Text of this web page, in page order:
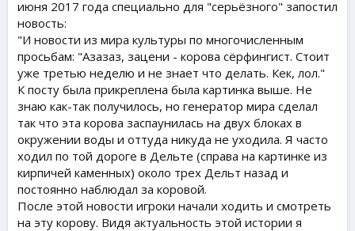
июня 2017 года специально для "серьёзного" запостил
новость:
"И новости из мира культуры по многочисленным
просьбам: "Азазаз, зацени - корова сёрфингист. Стоит
уже третью неделю и не знает что делать. Кек, лол."
К посту была прикреплена была картинка выше. Не
знаю как-так получилось, но генератор мира сделал
так что эта корова заспаунилась на двух блоках в
окружении воды и оттуда никуда не уходила. Я часто
ходил по той дороге в Дельте (справа на картинке из
кирпичей каменных) около трех Дельт назад и
постоянно наблюдал за коровой.
После этой новости игроки начали ходить и смотреть
на эту корову. Видя актуальность этой истории я